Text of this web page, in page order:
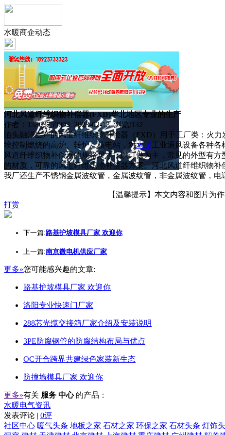
水暖商企动态
河北风道纤维织物补偿器(FXD)华北地区专业的生产
作者：13803259093 2023-02-13 浏览:132
泊头融洋生产的风道纤维织物补偿器（FXD）用于工厂类：火
埃控制燃烧的高炉、转炉、核电站，对水泥工业通风设备各种各
风道纤维织物补偿器的规格尺寸，以订做为主，常见的外型有
的材质，可靠的风道纤维织物补偿器方案。河北风道纤维织物
我厂还生产不锈钢金属波纹管，金属波纹管，非金属波纹管，电
【温馨提示】本文内容和图片为
打赏
下一篇:路基护坡模具厂家 欢迎你
上一篇:南京微电机供应厂家
更多»您可能感兴趣的文章:
路基护坡模具厂家 欢迎你
洛阳专业快速门厂家
288芯光缆交接箱厂家介绍及安装说明
3PE防腐钢管的防腐结构布局与优点
OC开合跨界共建绿色家装新生态
防撞墙模具厂家 欢迎你
更多»有关 服务 中心 的产品：
水暖电气资讯
发表评论 | 0评
社区中心 暖气头条 地板之家 石材之家 环保之家 石材头条 灯饰